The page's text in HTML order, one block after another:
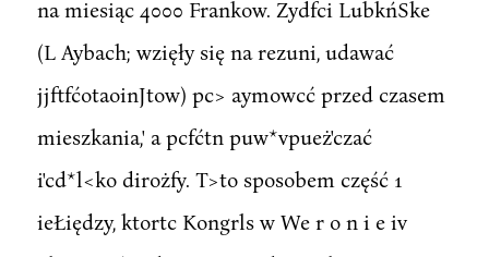
na miesiąc 4000 Frankow. Zydfci LubkńSke
(L Aybach; wzięły się na rezuni, udawać
jjftfćotaoinJtow) pc> aymowcć przed czasem
mieszkania,' a pcfćtn puw*vpueż'czać
i'cd*l<ko dirożfy. T>to sposobem część 1
ieŁiędzy, ktortc Kongrls w We r o n i e iv